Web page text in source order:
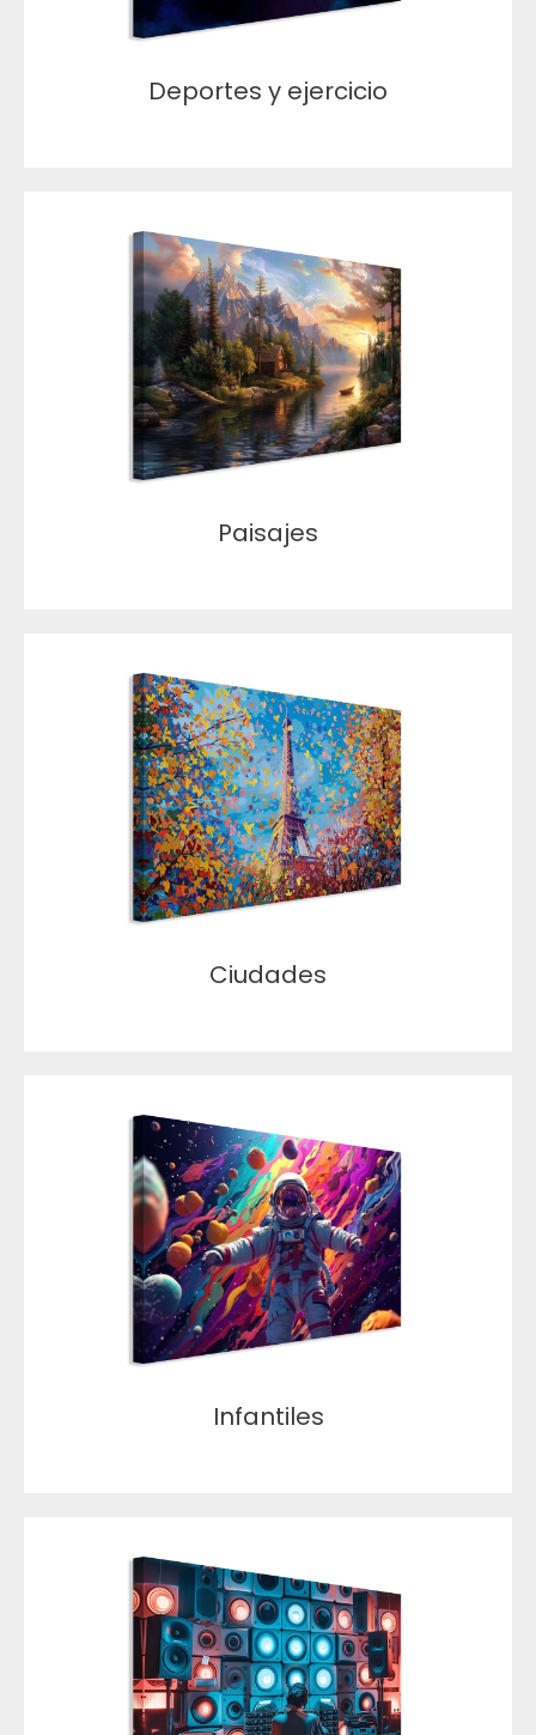
Deportes y ejercicio
Paisajes
Ciudades
Infantiles